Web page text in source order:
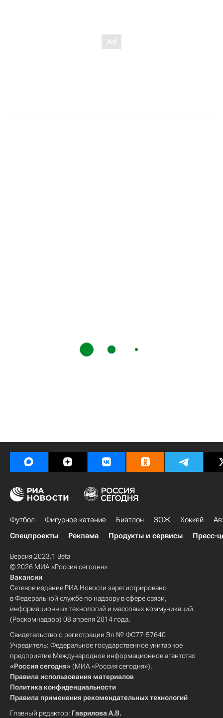
Футбол Фигурное катание Биатлон ЗОЖ Хоккей
Спецпроекты
Реклама Продукты и сервисы Пресс-
Версия 2023.1 Beta
© 2026 МИА «Россия сегодня»
Вакансии
Сетевое издание РИА Новости зарегистрировано
в Федеральной службе по надзору в сфере связи,
информационных технологий и массовых коммуникаций
(Роскомнадзор) 08 апреля 2014 года.
Свидетельство о регистрации Эл № ФС77-57640
Учредитель: Федеральное государственное унитарное
предприятие Международное информационное агентство
«Россия сегодня» (МИА «Россия сегодня»).
Правила использования материалов
Политика конфиденциальности
Правила применения рекомендательных технологий
Главный редактор: Гаврилова А.В.